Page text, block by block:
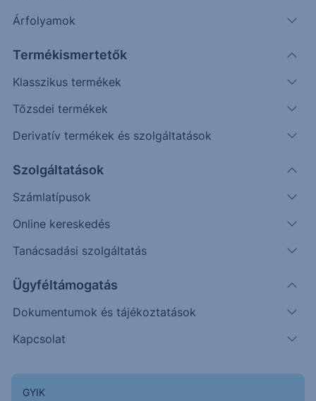
Árfolyamok
Termékismertetők
Klasszikus termékek
Tőzsdei termékek
Derivatív termékek és szolgáltatások
Szolgáltatások
Számlatípusok
Online kereskedés
Tanácsadási szolgáltatás
Ügyféltámogatás
Dokumentumok és tájékoztatások
Kapcsolat
GYIK
Keresés cikkeinkben
Témák szerint